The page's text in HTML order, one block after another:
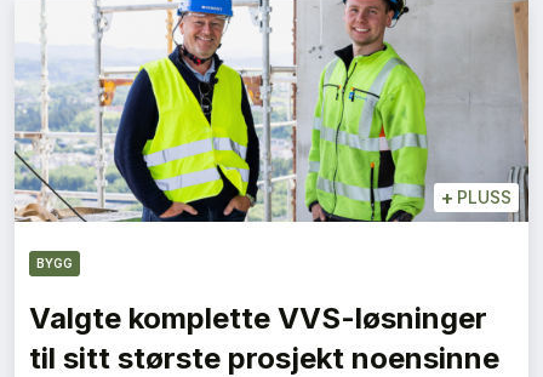
+ PLUSS
BYGG
Valgte komplette VVS-løsninger
til sitt største prosjekt noensinne